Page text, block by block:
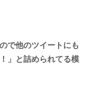
で他のツイートにも
」と詰められてる模